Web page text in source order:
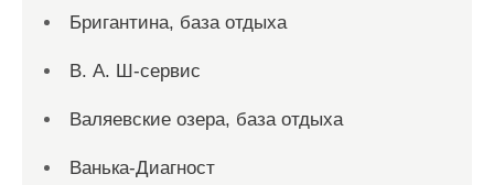
Бригантина, база отдыха
В. А. Ш-сервис
Валяевские озера, база отдыха
Ванька-Диагност